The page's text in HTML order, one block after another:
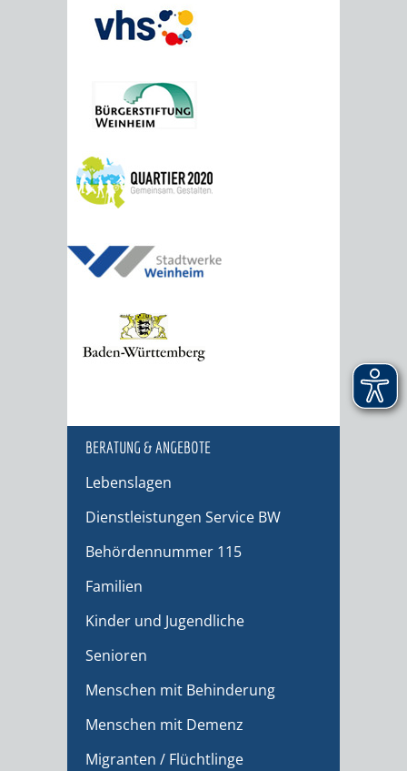
BERATUNG & ANGEBOTE
Lebenslagen
Dienstleistungen Service BW
Behördennummer 115
Familien
Kinder und Jugendliche
Senioren
Menschen mit Behinderung
Menschen mit Demenz
Migranten / Flüchtlinge